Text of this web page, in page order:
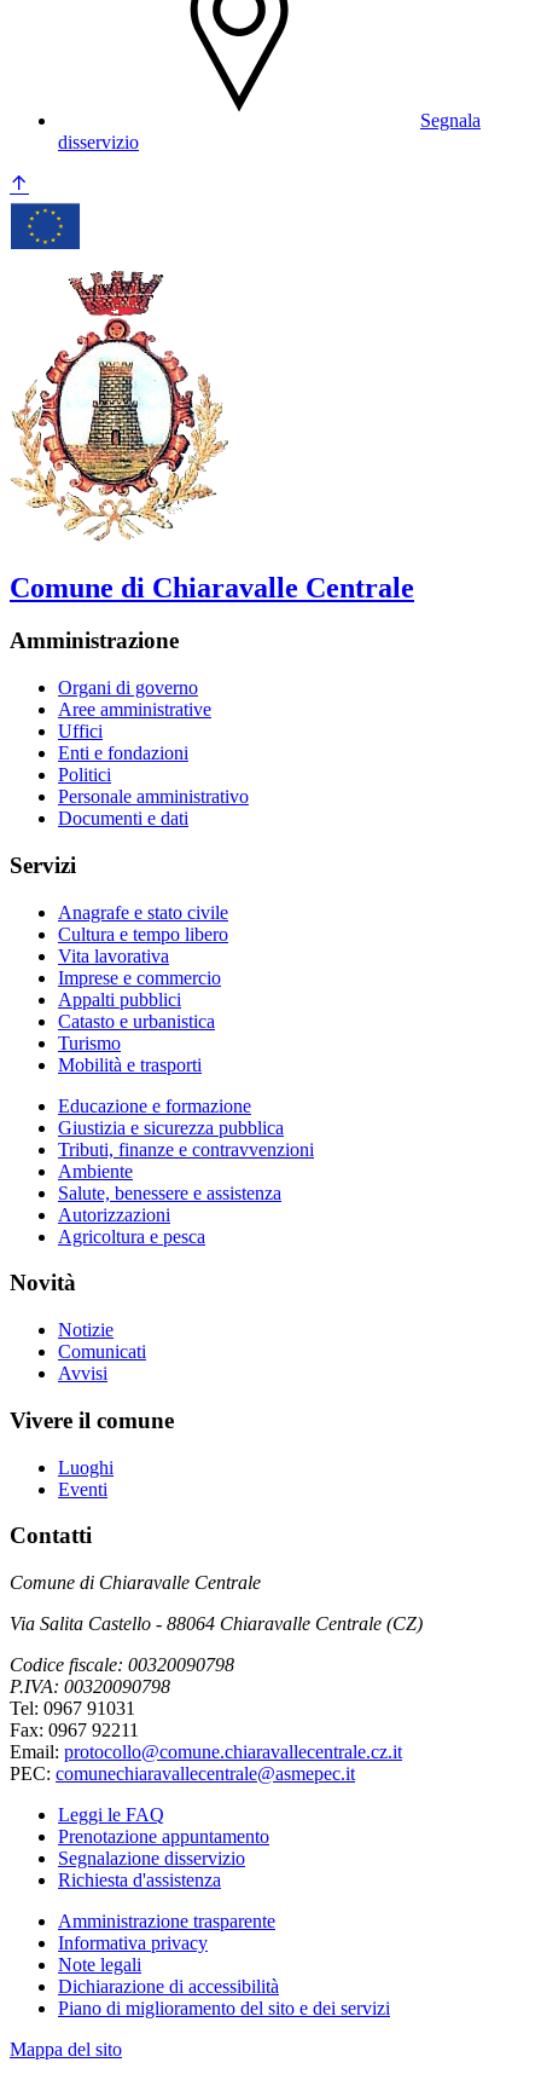
Segnala
disservizio
Comune di Chiaravalle Centrale
Amministrazione
Organi di governo
Aree amministrative
Uffici
Enti e fondazioni
Politici
Personale amministrativo
Documenti e dati
Servizi
Anagrafe e stato civile
Cultura e tempo libero
Vita lavorativa
Imprese e commercio
Appalti pubblici
Catasto e urbanistica
Turismo
Mobilità e trasporti
Educazione e formazione
Giustizia e sicurezza pubblica
Tributi, finanze e contravvenzioni
Ambiente
Salute, benessere e assistenza
Autorizzazioni
Agricoltura e pesca
Novità
Notizie
Comunicati
Avvisi
Vivere il comune
Luoghi
Eventi
Contatti
Comune di Chiaravalle Centrale
Via Salita Castello - 88064 Chiaravalle Centrale (CZ)
Codice fiscale: 00320090798
P.IVA: 00320090798
Tel: 0967 91031
Fax: 0967 92211
Email: protocollo@comune.chiaravallecentrale.cz.it
PEC: comunechiaravallecentrale@asmepec.it
Leggi le FAQ
Prenotazione appuntamento
Segnalazione disservizio
Richiesta d'assistenza
Amministrazione trasparente
Informativa privacy
Note legali
Dichiarazione di accessibilità
Piano di miglioramento del sito e dei servizi
Mappa del sito